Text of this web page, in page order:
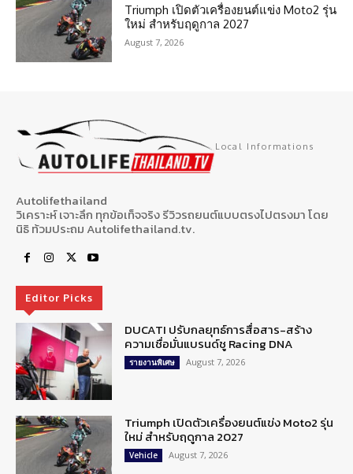
Triumph เปิดตัวเครื่องยนต์แข่ง Moto2 รุ่น
ใหม่ สำหรับฤดูกาล 2027
August 7, 2026
Local Informations
Autolifethailand
วิเคราะห์ เจาะลึก ทุกข้อเท็จจริง รีวิวรถยนต์แบบตรงไปตรงมา โดย
นิธิ ท้วมประถม Autolifethailand.tv.
Editor Picks
DUCATI ปรับกลยุทธ์การสื่อสาร-สร้าง
ความเชื่อมั่นแบรนด์ชู Racing DNA
รายงานพิเศษ August 7, 2026
Triumph เปิดตัวเครื่องยนต์แข่ง Moto2 รุ่น
ใหม่ สำหรับฤดูกาล 2027
Vehicle August 7, 2026